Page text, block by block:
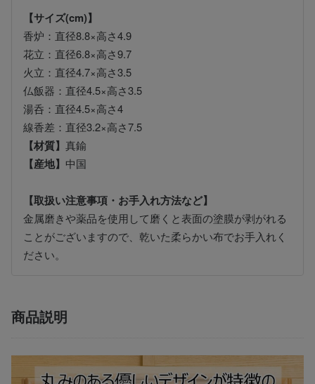
【サイズ(cm)】
香炉：直径8.8×高さ4.9
花立：直径6.8×高さ9.7
火立：直径4.7×高さ3.5
仏飯器：直径4.5×高さ3.5
湯呑：直径4.5×高さ4
線香差：直径3.2×高さ7.5
【材質】 真鍮
【産地】 中国
【取扱い注意事項・お手入れ方法など】
金属磨きや薬品を使用して磨くと表面の塗膜が剥がれる
ことがございますので、乾いた柔らかい布でお手入れく
ださい。
商品説明